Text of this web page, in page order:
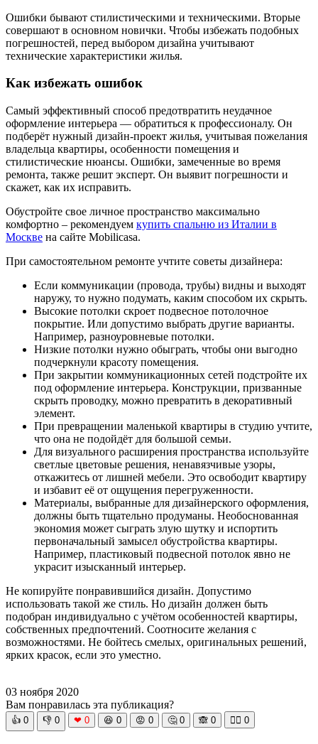
Ошибки бывают стилистическими и техническими. Вторые
совершают в основном новички. Чтобы избежать подобных
погрешностей, перед выбором дизайна учитывают
технические характеристики жилья.
Как избежать ошибок
Самый эффективный способ предотвратить неудачное
оформление интерьера — обратиться к профессионалу. Он
подберёт нужный дизайн-проект жилья, учитывая пожелания
владельца квартиры, особенности помещения и
стилистические нюансы. Ошибки, замеченные во время
ремонта, также решит эксперт. Он выявит погрешности и
скажет, как их исправить.
Обустройте свое личное пространство максимально
комфортно – рекомендуем купить спальню из Италии в
Москве на сайте Mobilicasa.
При самостоятельном ремонте учтите советы дизайнера:
Если коммуникации (провода, трубы) видны и выходят
наружу, то нужно подумать, каким способом их скрыть.
Высокие потолки скроет подвесное потолочное
покрытие. Или допустимо выбрать другие варианты.
Например, разноуровневые потолки.
Низкие потолки нужно обыграть, чтобы они выгодно
подчеркнули красоту помещения.
При закрытии коммуникационных сетей подстройте их
под оформление интерьера. Конструкции, призванные
скрыть проводку, можно превратить в декоративный
элемент.
При превращении маленькой квартиры в студию учтите,
что она не подойдёт для большой семьи.
Для визуального расширения пространства используйте
светлые цветовые решения, ненавязчивые узоры,
откажитесь от лишней мебели. Это освободит квартиру
и избавит её от ощущения перегруженности.
Материалы, выбранные для дизайнерского оформления,
должны быть тщательно продуманы. Необоснованная
экономия может сыграть злую шутку и испортить
первоначальный замысел обустройства квартиры.
Например, пластиковый подвесной потолок явно не
украсит изысканный интерьер.
Не копируйте понравившийся дизайн. Допустимо
использовать такой же стиль. Но дизайн должен быть
подобран индивидуально с учётом особенностей квартиры,
собственных предпочтений. Соотносите желания с
возможностями. Не бойтесь смелых, оригинальных решений,
ярких красок, если это уместно.
03 ноября 2020
Вам понравилась эта публикация?
👍 0 👎 0 ❤ 0 😆 0 😡 0 🤔 0 🙈 0 🧘‍♀️ 0